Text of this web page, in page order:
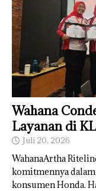
Wahana
Layanan di
Juli 20, 2026
WahanaArtha
komitmennya
konsumen Honda.